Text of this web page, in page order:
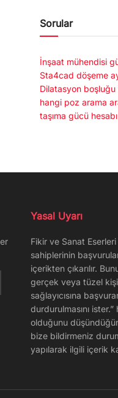
Sorular
İnşaat mühendisi
Sta4cad döşeme
Dilatasyon boşluğu
hangi poz arama
taşıma gücü hesabı
Yasal Uyarı
Fikir ve Sanat
sahiplerinin
içerikten çıkarılır.
gerçek veya tüzel
sağlayıcısına
durdurulmasını
olduğunu
bize bildirmeniz
yapılarak ilgili içerik